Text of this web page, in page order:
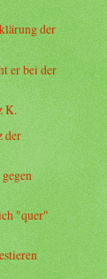
der
er bei der
K.
der
"quer"